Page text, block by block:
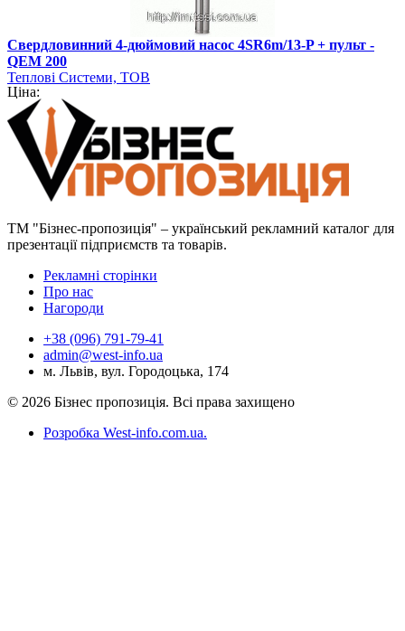
Свердловинний 4-дюймовий насос 4SR6m/13-P + пульт -
QEM 200
Теплові Системи, ТОВ
Ціна:
ТМ "Бізнес-пропозиція" – український рекламний каталог для
презентації підприємств та товарів.
Рекламні сторінки
Про нас
Нагороди
+38 (096) 791-79-41
admin@west-info.ua
м. Львів, вул. Городоцька, 174
© 2026 Бізнес пропозиція. Всі права захищено
Розробка West-info.com.ua.